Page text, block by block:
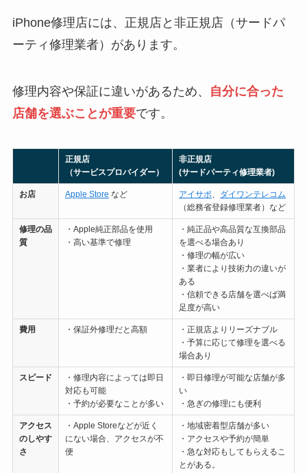
iPhone修理店には、正規店と非正規店（サードパ
ーティ修理業者）があります。
修理内容や保証に違いがあるため、
自分に合った
店舗を選ぶことが重要です。
正規店
（サービスプロバイダー）
非正規店
(サードパーティ修理業者)
お店 Apple Store など アイサポ、 ダイワンテレコム
（総務省登録修理業者）など
修理の品
質
・Apple純正部品を使用
・高い基準で修理
・純正品や高品質な互換部品
を選べる場合あり
・修理の幅が広い
・業者により技術力の違いが
ある
・信頼できる店舗を選べば満
足度が高い
費用 ・保証外修理だと高額
・正規店よりリーズナブル
・予算に応じて修理を選べる
場合あり
スピード
・修理内容によっては即日
対応も可能
・予約が必要なことが多い
・即日修理が可能な店舗が多
い
・急ぎの修理にも便利
アクセス
のしやす
さ
・Apple Storeなどが近く
にない場合、アクセスが不
便
・地域密着型店舗が多い
・アクセスや予約が簡単
・急な対応もしてもらえるこ
とがある。